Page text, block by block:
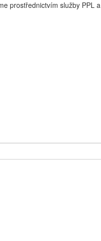
k vašim dveřím. Česká lípa
prostřednictvím služby PPL